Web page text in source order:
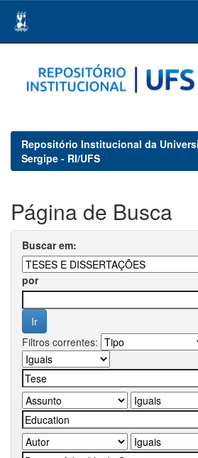
navigation
Repositório Institucional da
Sergipe - RI/UFS
Página de Busca
Buscar em:
por
Filtros correntes: